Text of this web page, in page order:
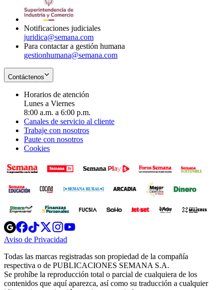
Notificaciones judiciales
juridica@semana.com
Para contactar a gestión humana
gestionhumana@semana.com
Contáctenos
Horarios de atención
Lunes a Viernes
8:00 a.m. a 6:00 p.m.
Canales de servicio al cliente
Trabaje con nosotros
Paute con nosotros
Cookies
Opens
in
new
Opens
in
new
Opens
in
new
window
Opens
new
windowwindow
Aviso de Privacidad
new
window
Todas las marcas registradas son propiedad de la compañía
respectiva o de PUBLICACIONES SEMANA S.A.
Se prohíbe la reproducción total o parcial de cualquiera de los
contenidos que aquí aparezca, así como su traducción a cualquier